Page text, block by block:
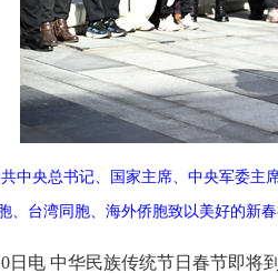
中央总书记、国家主席、中央军委
、台湾同胞、海外侨胞致以美好的新
日电 中华民族传统节日春节即